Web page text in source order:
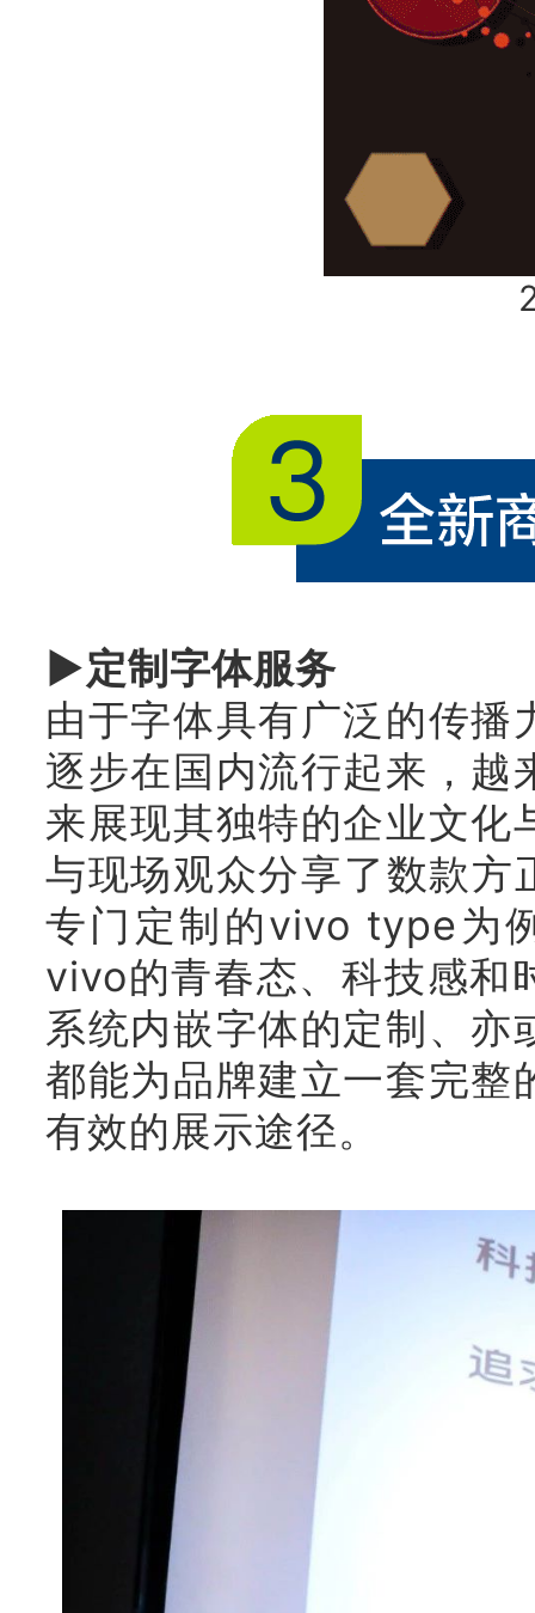
▶定制字体服务
由于字体具有广泛的传
逐步在国内流行起来，越
来展现其独特的企业文化
与现场观众分享了数款
专门定制的vivo type为
vivo的青春态、科技感和
系统内嵌字体的定制、
都能为品牌建立一套完整
有效的展示途径。